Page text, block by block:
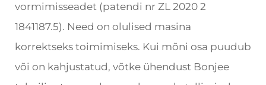
vormimisseadet (patendi nr ZL 2020 2
1841187.5). Need on olulised masina
korrektseks toimimiseks. Kui mõni osa puudub
või on kahjustatud, võtke ühendust Bonjee